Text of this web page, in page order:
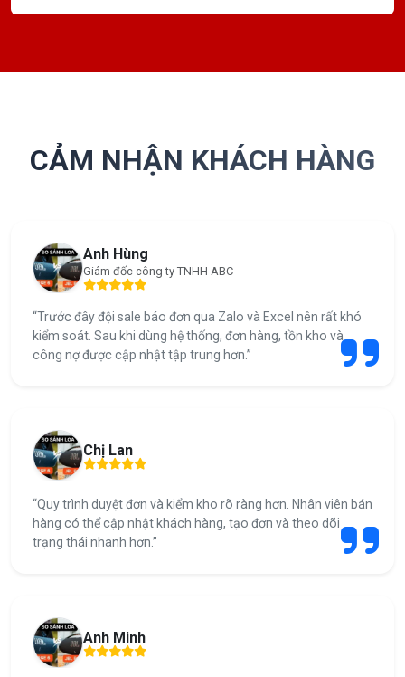
CẢM NHẬN KHÁCH HÀNG
Anh Hùng
Giám đốc công ty TNHH ABC
“Trước đây đội sale báo đơn qua Zalo và Excel nên rất khó
kiểm soát. Sau khi dùng hệ thống, đơn hàng, tồn kho và
công nợ được cập nhật tập trung hơn.”
Chị Lan
“Quy trình duyệt đơn và kiểm kho rõ ràng hơn. Nhân viên bán
hàng có thể cập nhật khách hàng, tạo đơn và theo dõi
trạng thái nhanh hơn.”
Anh Minh